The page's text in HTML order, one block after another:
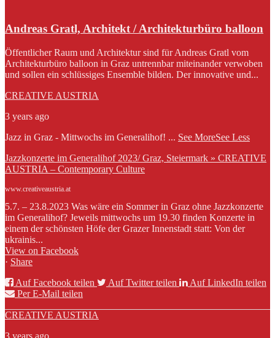
Andreas Gratl, Architekt / Architekturbüro balloon
Öffentlicher Raum und Architektur sind für Andreas Gratl vom
Architekturbüro balloon in Graz untrennbar miteinander verwoben
und sollen ein schlüssiges Ensemble bilden. Der innovative und...
CREATIVE AUSTRIA
3 years ago
Jazz in Graz - Mittwochs im Generalihof! ... See MoreSee Less
Jazzkonzerte im Generalihof 2023/ Graz, Steiermark » CREATIVE
AUSTRIA – Contemporary Culture
www.creativeaustria.at
5.7. – 23.8.2023 Was wäre ein Sommer in Graz ohne Jazzkonzerte
im Generalihof? Jeweils mittwochs um 19.30 finden Konzerte in
einem der schönsten Höfe der Grazer Innenstadt statt: Von der
ukrainis...
View on Facebook
· Share
Auf Facebook teilen
Auf Twitter teilen
Auf LinkedIn teilen
Per E-Mail teilen
CREATIVE AUSTRIA
3 years ago